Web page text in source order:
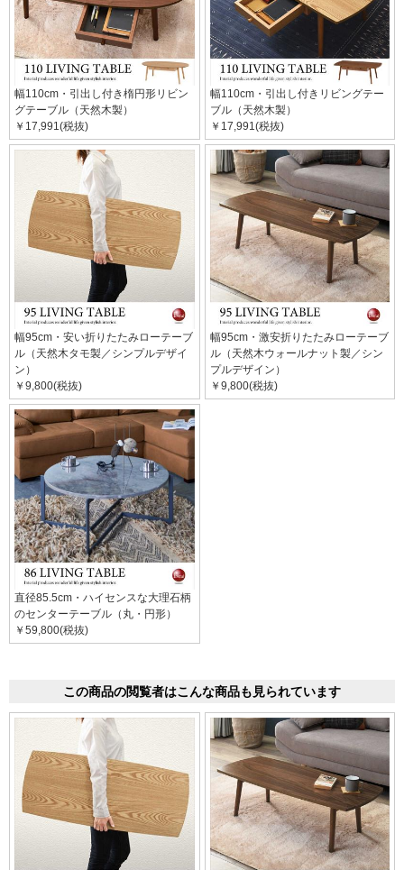
幅110cm・引出し付き楕円形リビン
グテーブル（天然木製）
￥17,991(税抜)
幅110cm・引出し付きリビングテー
ブル（天然木製）
￥17,991(税抜)
幅95cm・安い折りたたみローテーブ
ル（天然木タモ製／シンプルデザイ
ン）
￥9,800(税抜)
幅95cm・激安折りたたみローテーブ
ル（天然木ウォールナット製／シン
プルデザイン）
￥9,800(税抜)
直径85.5cm・ハイセンスな大理石柄
のセンターテーブル（丸・円形）
￥59,800(税抜)
この商品の閲覧者はこんな商品も見られています